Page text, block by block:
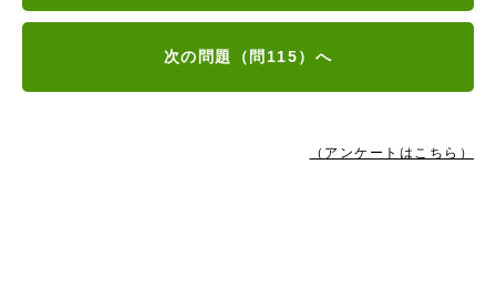
次の問題（問115）へ
（アンケートはこちら）